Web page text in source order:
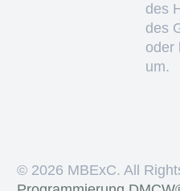
des
des
oder
um.
© 2026 MBExC. All